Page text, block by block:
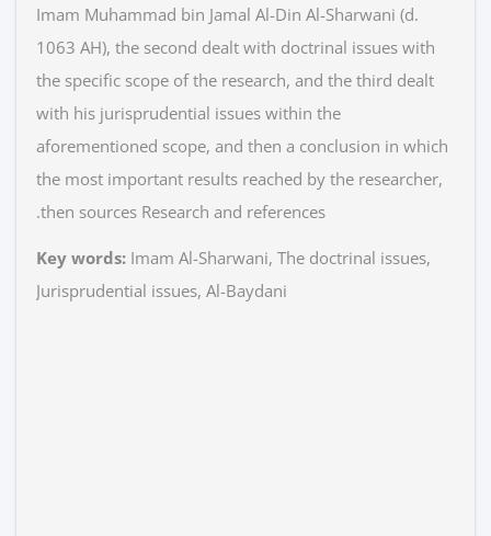
Imam Muhammad bin Jamal Al-Din Al-Sharwani (d.
1063 AH), the second dealt with doctrinal issues with
the specific scope of the research, and the third dealt
with his jurisprudential issues within the
aforementioned scope, and then a conclusion in which
the most important results reached by the researcher,
then sources Research and references.
Key words:Imam Al-Sharwani, The doctrinal issues,
Jurisprudential issues, Al-Baydani